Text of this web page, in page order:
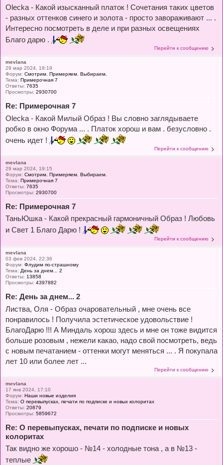
Olecka - Какой изысканный платок ! Сочетания таких цветов
- разных оттенков синего и золота - просто завораживают ... .
Интересно посмотреть в деле и при разных освещениях
Благо дарю .
Перейти к сообщению
mevlana
29 мар 2024, 19:19
Форум: Смотрим. Примеряем. Выбираем.
Тема: Примерочная 7
Ответы: 7635
Просмотры: 2930700
Re: Примерочная 7
Olecka - Какой Милый Образ ! Вы словно заглядываете
робко в окно Форума ... . Платок хорош и вам . безусловно .
очень идет !
Перейти к сообщению
mevlana
29 мар 2024, 19:15
Форум: Смотрим. Примеряем. Выбираем.
Тема: Примерочная 7
Ответы: 7635
Просмотры: 2930700
Re: Примерочная 7
ТаньЮшка - Какой прекрасный гармоничный Образ ! Любовь
и Свет 1 Благо Дарю !
Перейти к сообщению
mevlana
03 фев 2024, 22:36
Форум: Флудим по-страшному
Тема: День за днем... 2
Ответы: 13858
Просмотры: 4397882
Re: День за днем... 2
Листва, Оля - Образ очаровательный , мне очень все
понравилось ! Получила эстетическое удовольствие !
БлагоДарю !!! А Миндаль хорош здесь и мне он тоже видится
больше розовым , нежели какао, надо свой посмотреть, ведь
с новым печатанием - оттенки могут меняться ... . Я покупала
лет 10 или более лет ...
Перейти к сообщению
mevlana
17 янв 2024, 17:10
Форум: Наши новые изделия
Тема: О перевыпусках, печати по подписке и новых колоритах
Ответы: 20879
Просмотры: 5859672
Re: О перевыпусках, печати по подписке и новых
колоритах
Так видно же хорошо - №14 - холодные тона , а в №13 -
теплые